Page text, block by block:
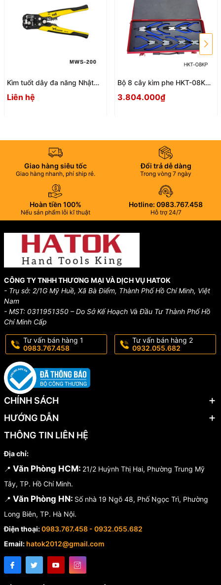
Kìm tuốt dây đa năng Nhật
Bản Tsunoda MWS-200
Liên hệ
Bộ 8 cây kìm phe HKT-08KP
3.804.000₫
Giao hàng siêu tốc
Giao hàng nhanh, phí ship rẻ.
Đổi trả dễ dàng
Trong vòng 7 ngày
Hoàn tiền 100%
Nếu sản phẩm lỗi kĩ thuật
Hotline: 0983.767.458
Hỗ trợ 24/7
CÔNG TY TNHH THƯƠNG MẠI VÀ DỊCH VỤ HATOK
- Trụ sở: 2/1G Mỹ Huề, Xã Bà Điểm, Thành Phố Hồ Chí Minh, Việt
Nam
- MST: 0311951350 – Do Sở Kế Hoạch Và Đầu Tư Thành Phố Hồ
Chí Minh Cấp
Tư vấn bán hàng 1
0983.767.458
Tư vấn bán hàng 2
0932.055.682
CHÍNH SÁCH
HƯỚNG DẪN
THÔNG TIN LIÊN HỆ
Địa chỉ:
📍 Văn Phòng HCM: 21/2 Huỳnh Thị Hai, Phường Trung Mỹ
Tây, TP. Hồ Chí Minh.
📍 Văn Phòng HN: Số nhà 19 Ngõ 48, Phố Ngọc Trì, Phường
Long Biên, TP. Hà Nội.
Điện thoại:0983.767.458 - 0932.055.682
Email: hatok2012@gmail.com